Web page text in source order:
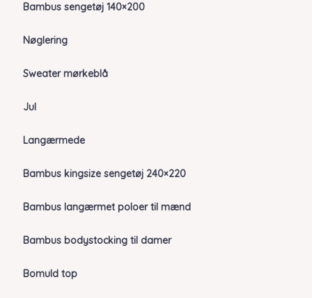
Bambus sengetøj 140×200
Nøglering
Sweater mørkeblå
Jul
Langærmede
Bambus kingsize sengetøj 240×220
Bambus langærmet poloer til mænd
Bambus bodystocking til damer
Bomuld top